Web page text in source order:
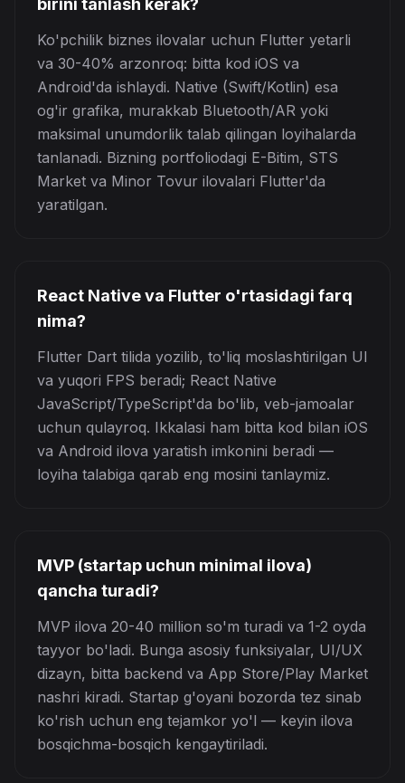
Ko'pchilik biznes ilovalar uchun Flutter yetarli
va 30-40% arzonroq: bitta kod iOS va
Android'da ishlaydi. Native (Swift/Kotlin) esa
og'ir grafika, murakkab Bluetooth/AR yoki
maksimal unumdorlik talab qilingan loyihalarda
tanlanadi. Bizning portfoliodagi E-Bitim, STS
Market va Minor Tovur ilovalari Flutter'da
yaratilgan.
React Native va Flutter o'rtasidagi farq
nima?
Flutter Dart tilida yozilib, to'liq moslashtirilgan UI
va yuqori FPS beradi; React Native
JavaScript/TypeScript'da bo'lib, veb-jamoalar
uchun qulayroq. Ikkalasi ham bitta kod bilan iOS
va Android ilova yaratish imkonini beradi —
loyiha talabiga qarab eng mosini tanlaymiz.
MVP (startap uchun minimal ilova)
qancha turadi?
MVP ilova 20-40 million so'm turadi va 1-2 oyda
tayyor bo'ladi. Bunga asosiy funksiyalar, UI/UX
dizayn, bitta backend va App Store/Play Market
nashri kiradi. Startap g'oyani bozorda tez sinab
ko'rish uchun eng tejamkor yo'l — keyin ilova
bosqichma-bosqich kengaytiriladi.